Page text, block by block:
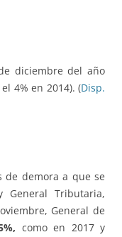
diciembre del año
4% en 2014). (Disp.
de demora a que se
General Tributaria,
General de
como en 2017 y